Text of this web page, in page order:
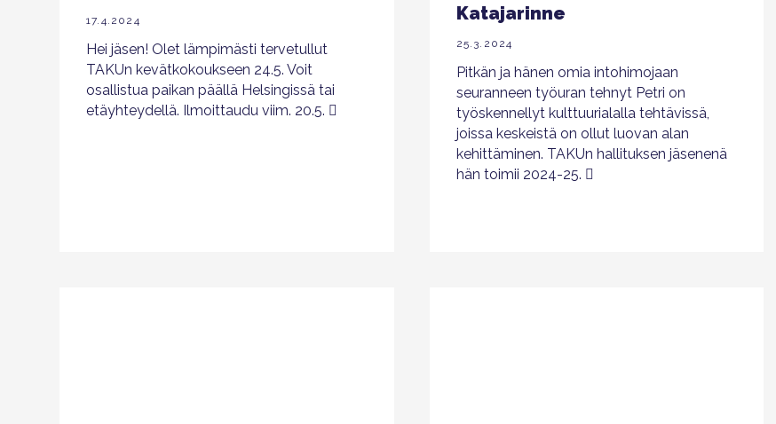
17.4.2024
Hei jäsen! Olet lämpimästi tervetullut
TAKUn kevätkokoukseen 24.5. Voit
osallistua paikan päällä Helsingissä tai
etäyhteydellä. Ilmoittaudu viim. 20.5.
Katajarinne
25.3.2024
Pitkän ja hänen omia intohimojaan
seuranneen työuran tehnyt Petri on
työskennellyt kulttuurialalla tehtävissä,
joissa keskeistä on ollut luovan alan
kehittäminen. TAKUn hallituksen jäsenenä
hän toimii 2024-25.